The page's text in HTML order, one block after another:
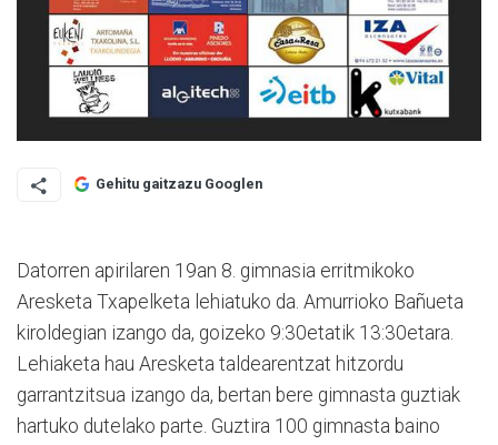
Gehitu gaitzazu Googlen
Datorren apirilaren 19an 8. gimnasia erritmikoko
Aresketa Txapelketa lehiatuko da. Amurrioko Bañueta
kiroldegian izango da, goizeko 9:30etatik 13:30etara.
Lehiaketa hau Aresketa taldearentzat hitzordu
garrantzitsua izango da, bertan bere gimnasta guztiak
hartuko dutelako parte. Guztira 100 gimnasta baino